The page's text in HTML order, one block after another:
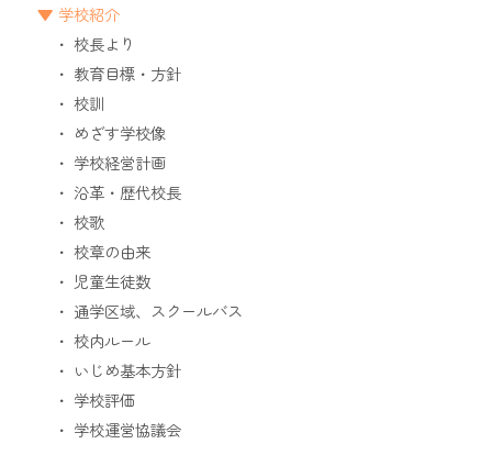
学校紹介
校長より
教育目標・方針
校訓
めざす学校像
学校経営計画
沿革・歴代校長
校歌
校章の由来
児童生徒数
通学区域、スクールバス
校内ルール
いじめ基本方針
学校評価
学校運営協議会